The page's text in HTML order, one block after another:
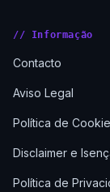
// Informação
Contacto
Aviso Legal
Política de
Disclaimer e
Política de